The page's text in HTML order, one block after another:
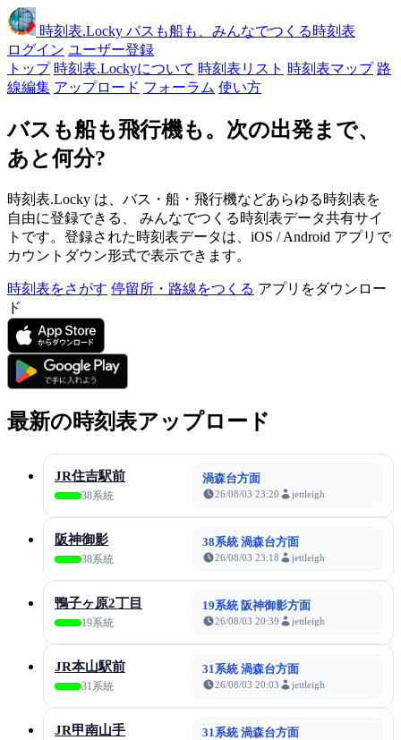
時刻表.Locky バスも船も、みんなでつくる時刻表
ログイン ユーザー登録
トップ 時刻表.Lockyについて 時刻表リスト 時刻表マップ 路
線編集 アップロード フォーラム 使い方
バスも船も飛行機も。次の出発まで、
あと何分?
時刻表.Locky は、バス・船・飛行機などあらゆる時刻表を
自由に登録できる、 みんなでつくる時刻表データ共有サイ
トです。登録された時刻表データは、iOS / Android アプリで
カウントダウン形式で表示できます。
時刻表をさがす 停留所・路線をつくる アプリをダウンロー
ド
最新の時刻表アップロード
JR住吉駅前
38系統
渦森台方面
26/08/03 23:20 jettleigh
阪神御影
38系統
38系統 渦森台方面
26/08/03 23:18 jettleigh
鴨子ヶ原2丁目
19系統
19系統 阪神御影方面
26/08/03 20:39 jettleigh
JR本山駅前
31系統
31系統 渦森台方面
26/08/03 20:03 jettleigh
JR甲南山手 31系統 渦森台方面